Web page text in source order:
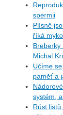
spermii
Plísně
říká
Breberky
Michal
Učíme
paměť a
systém,
Růst